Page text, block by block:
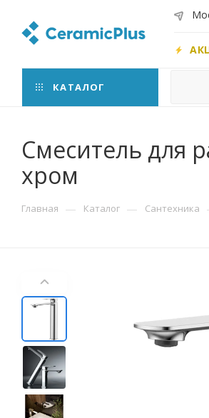
КАТАЛОГ
Смеситель для
хром
Главная — Каталог — Сантехника